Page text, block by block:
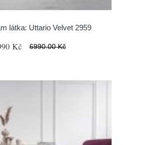
látka: Uttario Velvet 2959
Kč 6990.00 Kč